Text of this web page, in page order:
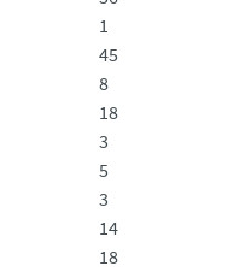
1
45
8
18
3
5
3
14
18